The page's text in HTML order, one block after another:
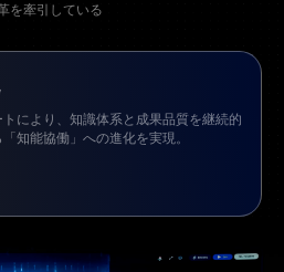
を牽引している
ェント
の専門知識を統合し、再利用可能なイ
構築。各分野でエキスパートレベルの